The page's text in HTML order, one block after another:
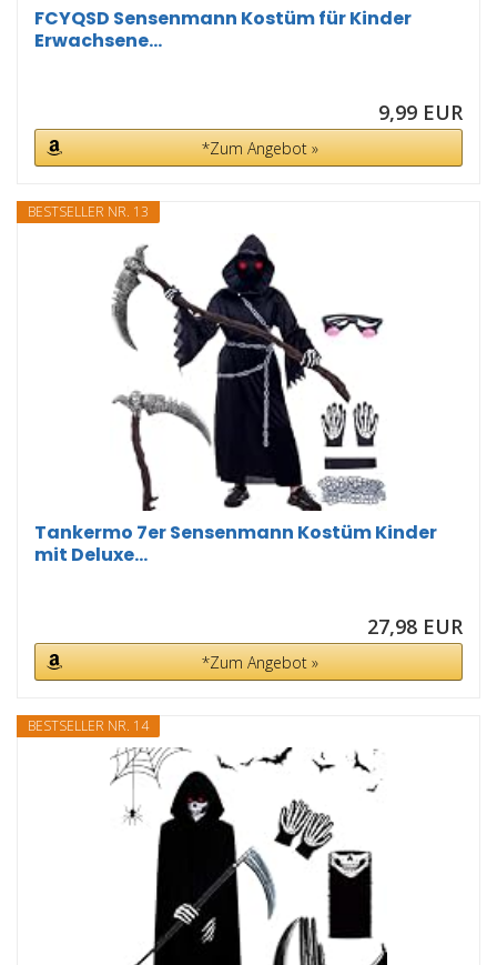
FCYQSD Sensenmann Kostüm für Kinder
Erwachsene...
9,99 EUR
*Zum Angebot »
BESTSELLER NR. 13
Tankermo 7er Sensenmann Kostüm Kinder
mit Deluxe...
27,98 EUR
*Zum Angebot »
BESTSELLER NR. 14